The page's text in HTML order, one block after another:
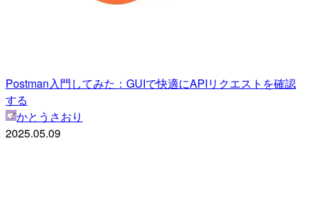
Postman入門してみた：GUIで快適にAPIリクエストを確認
する
かとうさおり
2025.05.09